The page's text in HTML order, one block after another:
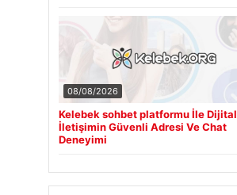
08/08/2026
Kelebek sohbet platformu İle Dijital
İletişimin Güvenli Adresi Ve Chat
Deneyimi